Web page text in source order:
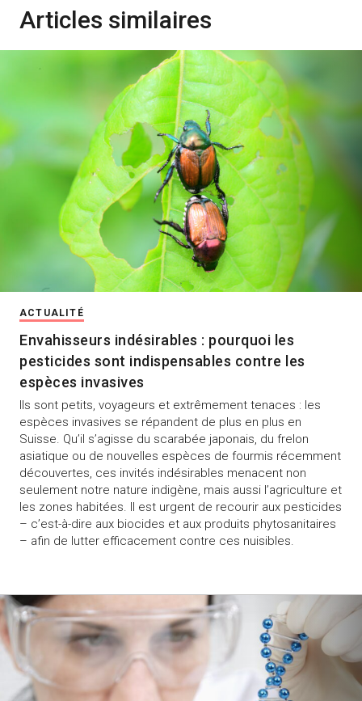
Articles similaires
ACTUALITÉ
Envahisseurs indésirables : pourquoi les
pesticides sont indispensables contre les
espèces invasives
Ils sont petits, voyageurs et extrêmement tenaces : les
espèces invasives se répandent de plus en plus en
Suisse. Qu’il s’agisse du scarabée japonais, du frelon
asiatique ou de nouvelles espèces de fourmis récemment
découvertes, ces invités indésirables menacent non
seulement notre nature indigène, mais aussi l’agriculture et
les zones habitées. Il est urgent de recourir aux pesticides
– c’est-à-dire aux biocides et aux produits phytosanitaires
– afin de lutter efficacement contre ces nuisibles.